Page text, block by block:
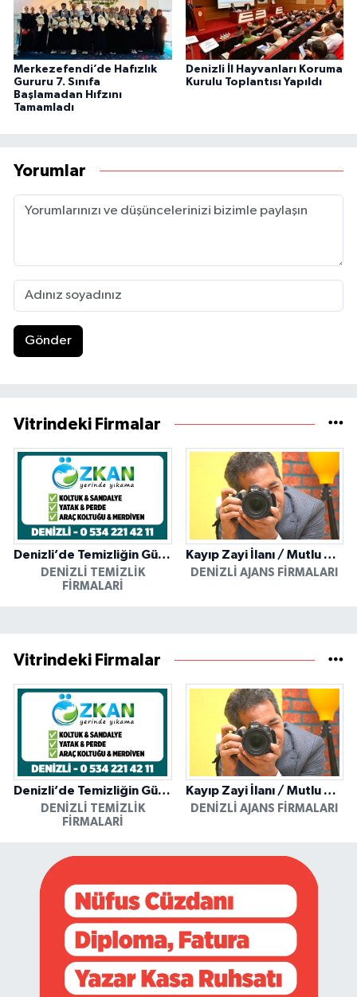
Merkezefendi’de Hafızlık
Gururu 7. Sınıfa
Başlamadan Hıfzını
Tamamladı
Denizli İl Hayvanları Koruma
Kurulu Toplantısı Yapıldı
Yorumlar
Gönder
Vitrindeki Firmalar
Denizli’de Temizliğin Güvenilir Adresi: Özkan Yerinde Yıkama
DENIZLI TEMIZLIK
FIRMALARI
Kayıp Zayi İlanı / Mutlu Ajans / Denizli
DENIZLI AJANS FIRMALARI
Vitrindeki Firmalar
Denizli’de Temizliğin Güvenilir Adresi: Özkan Yerinde Yıkama
DENIZLI TEMIZLIK
FIRMALARI
Kayıp Zayi İlanı / Mutlu Ajans / Denizli
DENIZLI AJANS FIRMALARI